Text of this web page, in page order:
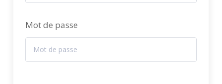
Mot de passe